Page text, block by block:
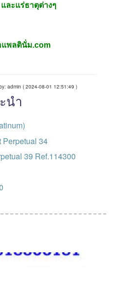
ละแร่ธาตุต่างๆ
แพลตินั่ม.com
admin ( 2024-08-01 12:51:49 )
นำ
34
39 Ref.114300